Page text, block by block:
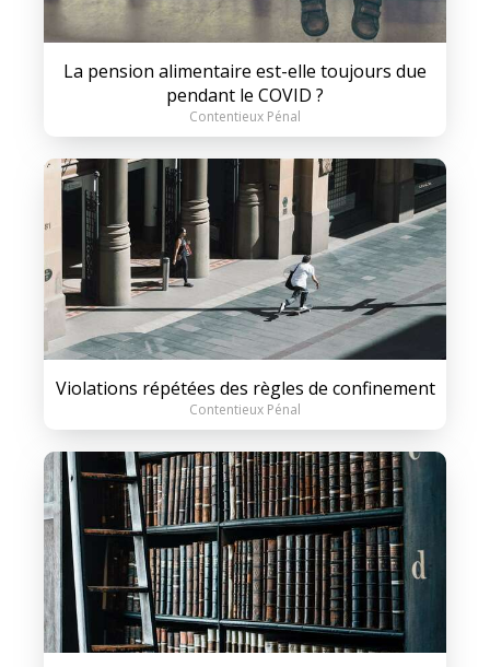
La pension alimentaire est-elle toujours due
pendant le COVID ?
Contentieux Pénal
Violations répétées des règles de confinement
Contentieux Pénal